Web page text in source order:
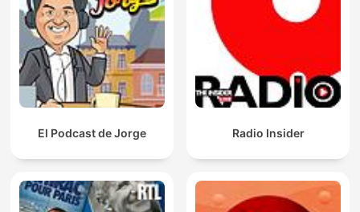
El Podcast de Jorge Radio Insider